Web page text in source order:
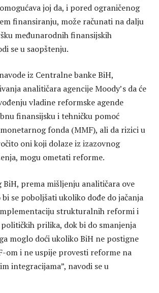
joj da, i pored ograničenog
finansiranju, može računati na dalju
međunarodnih finansijskih
se u saopštenju.
iz Centralne banke BiH,
analitičara agencije Moody’s da će
vladine reformske agende
finansijsku i tehničku pomoć
fonda (MMF), ali da rizici u
oni koji dolaze iz izazovnog
mogu ometati reforme.
prema mišljenju analitičara ove
bi se poboljšati ukoliko dođe do jačanja
strukturalnih reformi i
prilika, dok bi do smanjenja
moglo doći ukoliko BiH ne postigne
om i ne uspije provesti reforme na
integracijama”, navodi se u